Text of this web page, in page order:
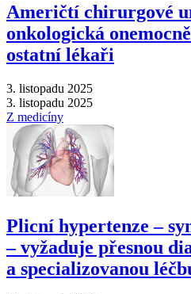
Američtí chirurgové
onkologická
ostatní lékaři
3. listopadu 2025
3. listopadu 2025
Z medicíny
Plicní hypertenze –⁠
–⁠ vyžaduje přesnou
a specializovanou